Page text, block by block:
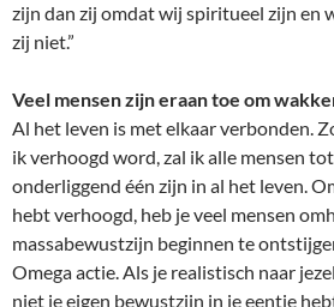
zijn dan zij omdat wij spiritueel zijn en
zij niet.”
Veel mensen zijn eraan toe om
Al het leven is met elkaar verbonden.
ik verhoogd word, zal ik alle mensen
onderliggend één zijn in al het leven.
hebt verhoogd, heb je veel mensen
massabewustzijn beginnen te
Omega actie. Als je realistisch naar
niet je eigen bewustzijn in je eentje